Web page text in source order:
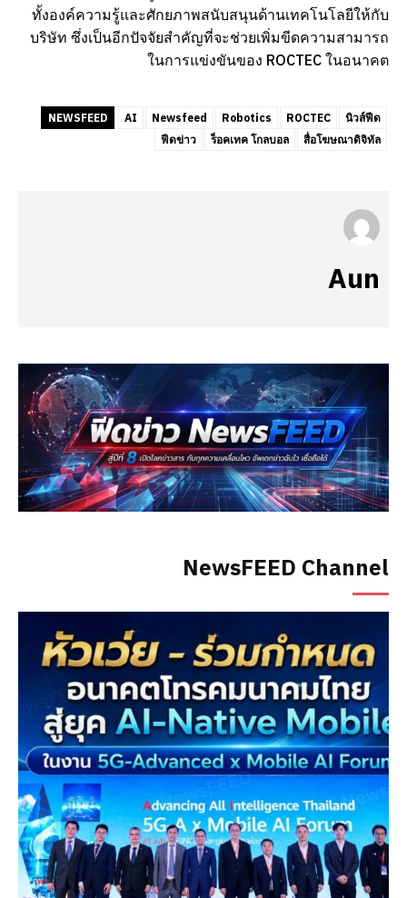
NewsFEED Channel
ทั้งองค์ความรู้และศักยภาพสนับสนุนด้านเทคโนโลยีให้กับ
บริษัท ซึ่งเป็นอีกปัจจัยสำคัญที่จะช่วยเพิ่มขีดความสามารถ
ในการแข่งขันของ ROCTEC ในอนาคต
NEWSFEED AI Newsfeed Robotics ROCTEC
นิวส์ฟีด
ฟีดข่าว
ร็อคเทค โกลบอล สื่อโฆษณาดิจิทัล
Aun